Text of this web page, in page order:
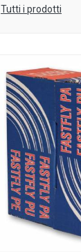
Tutti i prodotti